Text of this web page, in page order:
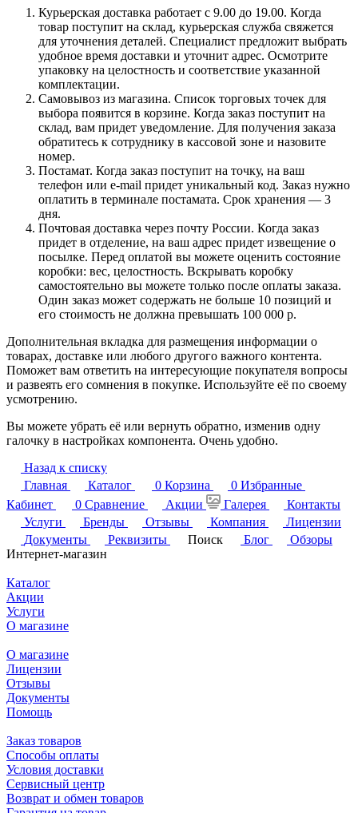
Курьерская доставка работает с 9.00 до 19.00. Когда
товар поступит на склад, курьерская служба свяжется
для уточнения деталей. Специалист предложит выбрать
удобное время доставки и уточнит адрес. Осмотрите
упаковку на целостность и соответствие указанной
комплектации.
Самовывоз из магазина. Список торговых точек для
выбора появится в корзине. Когда заказ поступит на
склад, вам придет уведомление. Для получения заказа
обратитесь к сотруднику в кассовой зоне и назовите
номер.
Постамат. Когда заказ поступит на точку, на ваш
телефон или e-mail придет уникальный код. Заказ нужно
оплатить в терминале постамата. Срок хранения — 3
дня.
Почтовая доставка через почту России. Когда заказ
придет в отделение, на ваш адрес придет извещение о
посылке. Перед оплатой вы можете оценить состояние
коробки: вес, целостность. Вскрывать коробку
самостоятельно вы можете только после оплаты заказа.
Один заказ может содержать не больше 10 позиций и
его стоимость не должна превышать 100 000 р.
Дополнительная вкладка для размещения информации о
товарах, доставке или любого другого важного контента.
Поможет вам ответить на интересующие покупателя вопросы
и развеять его сомнения в покупке. Используйте её по своему
усмотрению.
Вы можете убрать её или вернуть обратно, изменив одну
галочку в настройках компонента. Очень удобно.
Назад к списку
Главная
Каталог 0 Корзина 0 Избранные
Кабинет
0 Сравнение Акции Галерея
Контакты
Услуги
Бренды Отзывы Компания
Лицензии
Документы
Реквизиты Поиск Блог
Обзоры
Интернет-магазин
Каталог
Акции
Услуги
О магазине
О магазине
Лицензии
Отзывы
Документы
Помощь
Заказ товаров
Способы оплаты
Условия доставки
Сервисный центр
Возврат и обмен товаров